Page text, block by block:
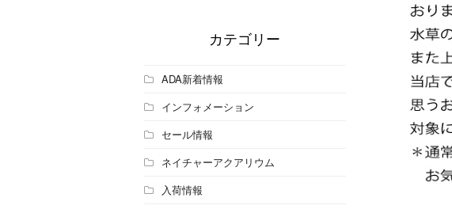
カテゴリー
ADA新着情報
インフォメーション
セール情報
ネイチャーアクアリウム
入荷情報